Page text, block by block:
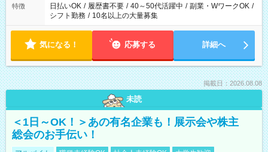
特徴 日払いOK / 履歴書不要 / 40～50代活躍中 / 副業・WワークOK /
シフト勤務 / 10名以上の大量募集
気になる！ 応募する 詳細へ
掲載日：2026.08.08
未読
＜1日～OK！＞あの有名企業も！展示会や株主
総会のお手伝い！